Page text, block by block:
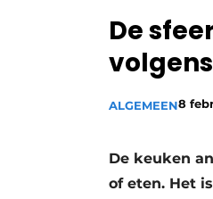
De
ALGEMEEN8
De keuken
of eten. Het